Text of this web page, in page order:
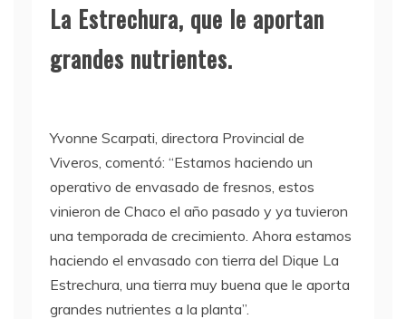
La Estrechura, que le aportan
grandes nutrientes.
Yvonne Scarpati, directora Provincial de
Viveros, comentó: “Estamos haciendo un
operativo de envasado de fresnos, estos
vinieron de Chaco el año pasado y ya tuvieron
una temporada de crecimiento. Ahora estamos
haciendo el envasado con tierra del Dique La
Estrechura, una tierra muy buena que le aporta
grandes nutrientes a la planta”.